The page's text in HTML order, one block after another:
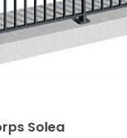
Solea